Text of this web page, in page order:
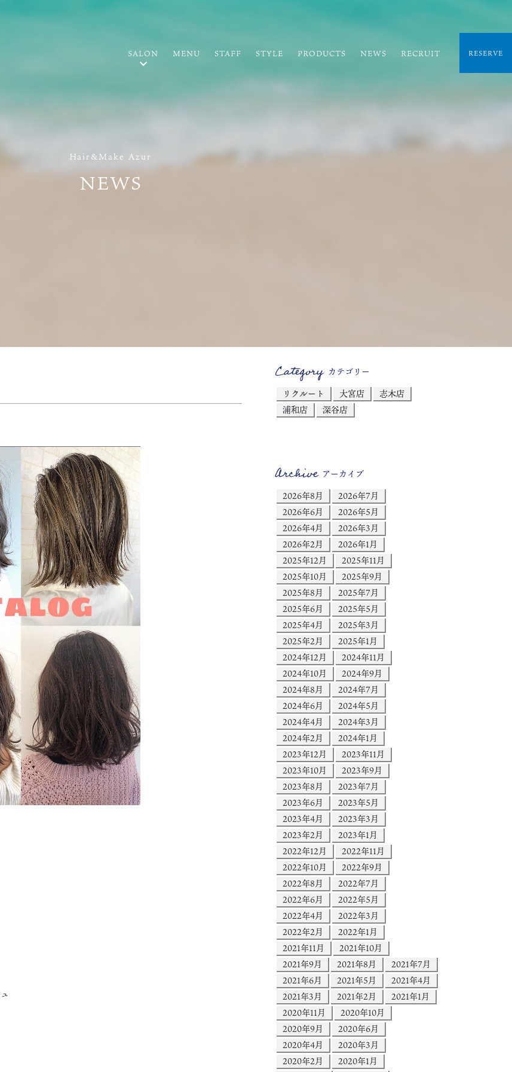
Hair&Make Azur
NEWS
SALON MENU STAFF STYLE PRODUCTS NEWS RECRUIT RESERVE
Categoryカテゴリー
リクルート
大宮店
志木店
浦和店
深谷店
Archiveアーカイブ
2026年8月
2026年7月
2026年6月
2026年5月
2026年4月
2026年3月
2026年2月
2026年1月
2025年12月
2025年11月
2025年10月
2025年9月
2025年8月
2025年7月
2025年6月
2025年5月
2025年4月
2025年3月
2025年2月
2025年1月
2024年12月
2024年11月
2024年10月
2024年9月
2024年8月
2024年7月
2024年6月
2024年5月
2024年4月
2024年3月
2024年2月
2024年1月
2023年12月
2023年11月
2023年10月
2023年9月
2023年8月
2023年7月
2023年6月
2023年5月
2023年4月
2023年3月
2023年2月
2023年1月
2022年12月
2022年11月
2022年10月
2022年9月
2022年8月
2022年7月
2022年6月
2022年5月
2022年4月
2022年3月
2022年2月
2022年1月
2021年11月
2021年10月
2021年9月
2021年8月
2021年7月
2021年6月
2021年5月
2021年4月
2021年3月
2021年2月
2021年1月
2020年11月
2020年10月
2020年9月
2020年6月
2020年4月
2020年3月
2020年2月
2020年1月